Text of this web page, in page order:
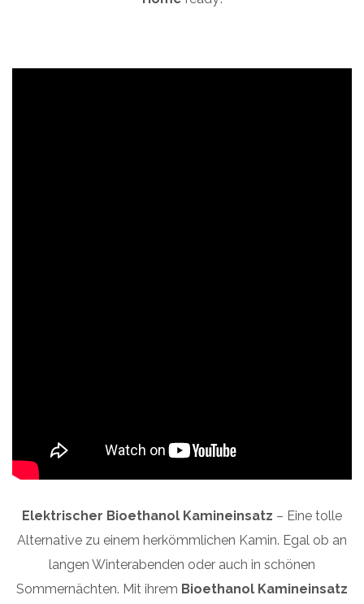
Elektrischer Bioethanol Kamineinsatz – Eine tolle
Alternative zu einem herkömmlichen Kamin. Egal ob an
langen Winterabenden oder auch in schönen
Sommernächten. Mit ihrem Bioethanol Kamineinsatz